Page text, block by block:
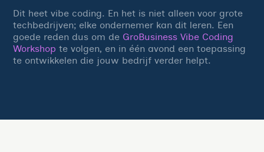
Dit heet vibe coding. En het is niet alleen voor grote
techbedrijven; elke ondernemer kan dit leren. Een
goede reden dus om de GroBusiness Vibe Coding
Workshop te volgen, en in één avond een toepassing
te ontwikkelen die jouw bedrijf verder helpt.